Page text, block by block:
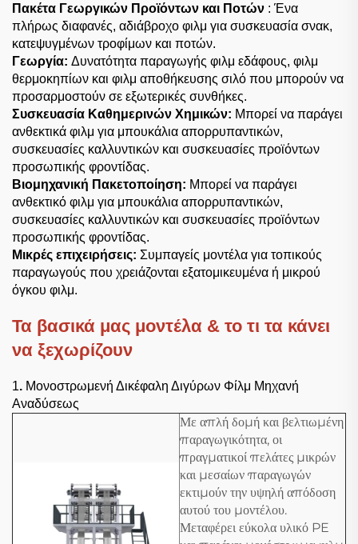
Πακέτα Γεωργικών Προϊόντων και Ποτών : Ένα
πλήρως διαφανές, αδιάβροχο φιλμ για συσκευασία σνακ,
κατεψυγμένων τροφίμων και ποτών.
Γεωργία: Δυνατότητα παραγωγής φιλμ εδάφους, φιλμ
θερμοκηπίων και φιλμ αποθήκευσης σιλό που μπορούν να
προσαρμοστούν σε εξωτερικές συνθήκες.
Συσκευασία Καθημερινών Χημικών: Μπορεί να παράγει
ανθεκτικά φιλμ για μπουκάλια απορρυπαντικών,
συσκευασίες καλλυντικών και συσκευασίες προϊόντων
προσωπικής φροντίδας.
Βιομηχανική Πακετοποίηση: Μπορεί να παράγει
ανθεκτικό φιλμ για μπουκάλια απορρυπαντικών,
συσκευασίες καλλυντικών και συσκευασίες προϊόντων
προσωπικής φροντίδας.
Μικρές επιχειρήσεις: Συμπαγείς μοντέλα για τοπικούς
παραγωγούς που χρειάζονται εξατομικευμένα ή μικρού
όγκου φιλμ.
Τα βασικά μας μοντέλα & το τι τα κάνει
να ξεχωρίζουν
1. Μονοστρωμενή Δικέφαλη Διγύρων Φίλμ Μηχανή
Αναδύσεως
Με απλή δομή και βελτιωμένη
παραγωγικότητα, οι
πραγματικοί πελάτες μικρών
και μεσαίων παραγωγών
εκτιμούν την υψηλή απόδοση
αυτού του μοντέλου.
Μεταφέρει εύκολα υλικό PE